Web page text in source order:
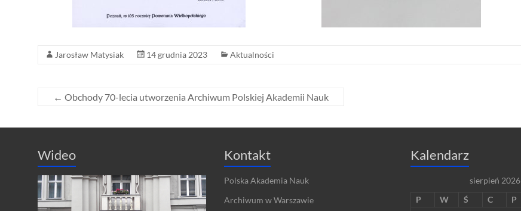
Jarosław Matysiak 14 grudnia 2023 Aktualności
← Obchody 70-lecia utworzenia Archiwum Polskiej Akademii Nauk
Wideo Kontakt
Polska Akademia Nauk
Archiwum w Warszawie
Kalendarz
sierpień 2026
P
W Ś C P